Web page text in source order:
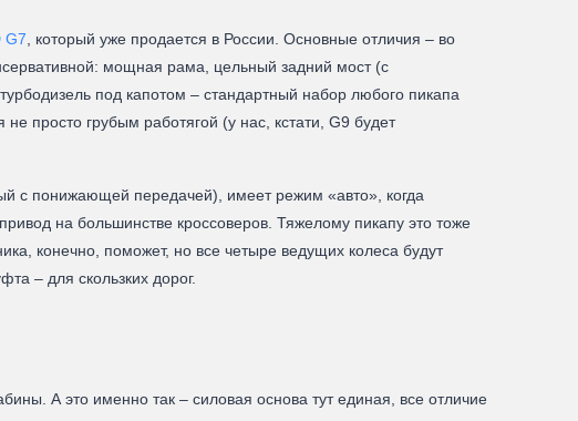
G7 , который уже продается в России. Основные отличия – во
мощная рама, цельный задний мост (с
под капотом – стандартный набор любого пикапа
просто грубым работягой (у нас, кстати, G9 будет
с понижающей передачей), имеет режим «авто», когда
на большинстве кроссоверов. Тяжелому пикапу это тоже
конечно, поможет, но все четыре ведущих колеса будут
– для скользких дорог.
А это именно так – силовая основа тут единая, все отличие